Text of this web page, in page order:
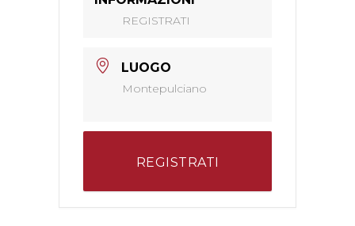
REGISTRATI
LUOGO
Montepulciano
REGISTRATI